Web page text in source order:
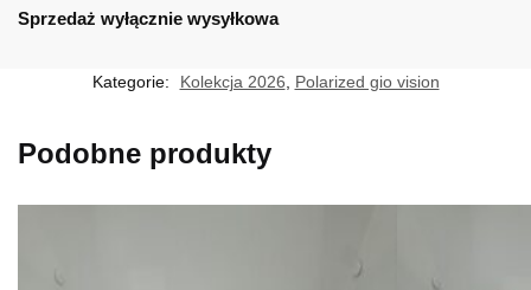
C
Sprzedaż wyłącznie wysyłkowa
Kategorie: Kolekcja 2026, Polarized gio vision
Podobne produkty